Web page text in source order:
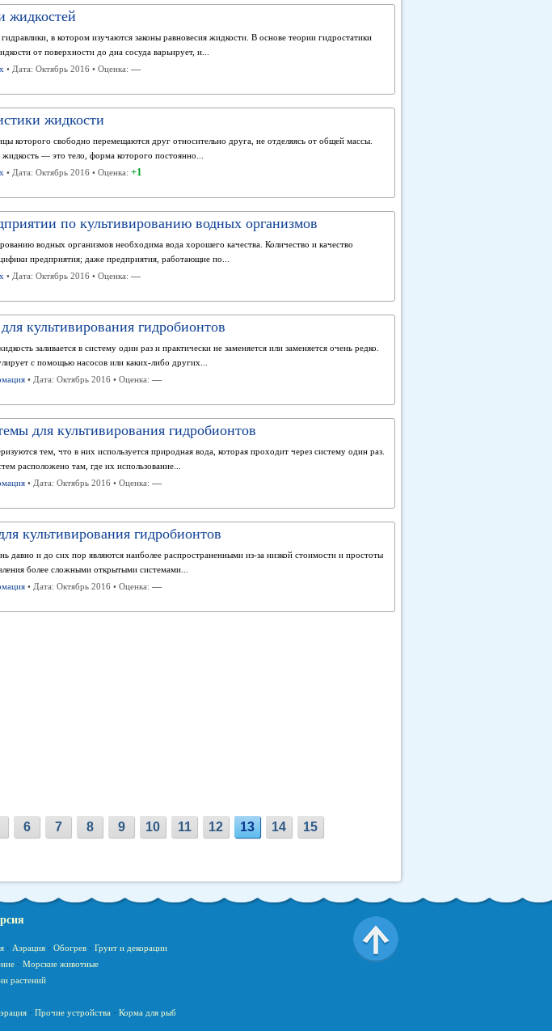
жидкостей
гидравлики, в котором изучаются законы равновесия жидкости. В основе теории гидростатики
от поверхности до дна сосуда варьирует, и...
• Дата: Октябрь 2016 • Оценка: —
жидкости
которого свободно перемещаются друг относительно друга, не отделяясь от общей массы.
— это тело, форма которого постоянно...
• Дата: Октябрь 2016 • Оценка: +1
по культивированию водных организмов
водных организмов необходима вода хорошего качества. Количество и качество
предприятия; даже предприятия, работающие по...
• Дата: Октябрь 2016 • Оценка: —
культивирования гидробионтов
заливается в систему один раз и практически не заменяется или заменяется очень редко.
с помощью насосов или каких-либо других...
• Дата: Октябрь 2016 • Оценка: —
для культивирования гидробионтов
тем, что в них используется природная вода, которая проходит через систему один раз.
расположено там, где их использование...
• Дата: Октябрь 2016 • Оценка: —
культивирования гидробионтов
давно и до сих пор являются наиболее распространенными из-за низкой стоимости и простоты
более сложными открытыми системами...
• Дата: Октябрь 2016 • Оценка: —
6 7 8 9 10 11 12 13 14 15
· Аэрация· Обогрев· Грунт и декорации
· Морские животные
растений
· Прочие устройства· Корма для рыб